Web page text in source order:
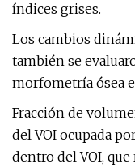
índices grises.
Los cambios
también se
morfometría ósea
Fracción de
del VOI ocupada
dentro del VOI,